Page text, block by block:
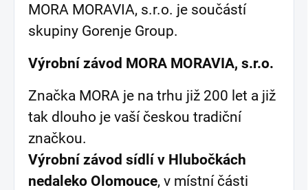
MORA MORAVIA, s.r.o. je součástí
skupiny Gorenje Group.
Výrobní závod MORA MORAVIA, s.r.o.
Značka MORA je na trhu již 200 let a již
tak dlouho je vaší českou tradiční
značkou.
Výrobní závod sídlí v Hlubočkách
nedaleko Olomouce, v místní části